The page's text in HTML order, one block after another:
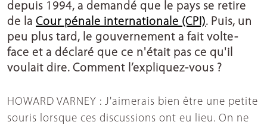
depuis 1994, a demandé que le pays se retire
de la Cour pénale internationale (CPI). Puis, un
peu plus tard, le gouvernement a fait volte-
face et a déclaré que ce n'était pas ce qu'il
voulait dire. Comment l’expliquez-vous ?
HOWARD VARNEY : J'aimerais bien être une petite
souris lorsque ces discussions ont eu lieu. On ne